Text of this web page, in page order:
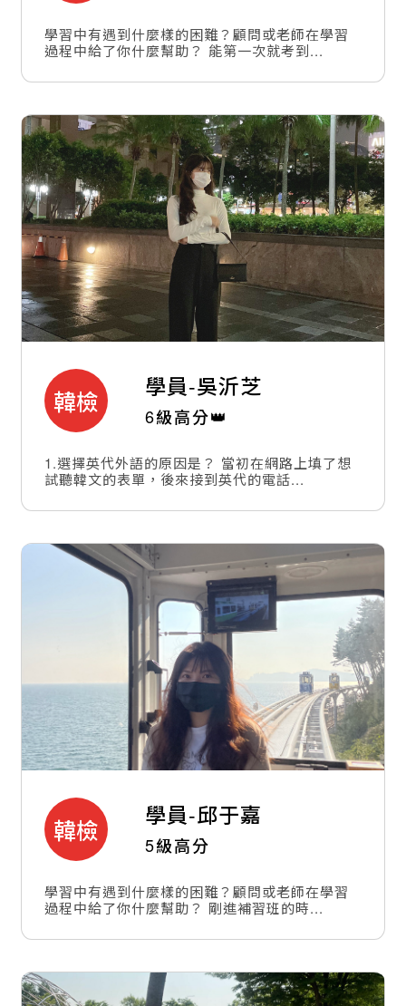
學習中有遇到什麼樣的困難？顧問或老師在學習
過程中給了你什麼幫助？ 能第一次就考到...
韓檢 學員-吳沂芝
6級高分👑
1.選擇英代外語的原因是？ 當初在網路上填了想
試聽韓文的表單，後來接到英代的電話...
韓檢 學員-邱于嘉
5級高分
學習中有遇到什麼樣的困難？顧問或老師在學習
過程中給了你什麼幫助？ 剛進補習班的時...